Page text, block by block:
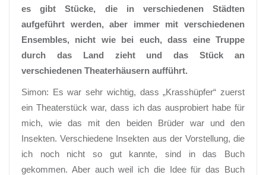
es gibt Stücke, die in verschiedenen Städten
aufgeführt werden, aber immer mit verschiedenen
Ensembles, nicht wie bei euch, dass eine Truppe
durch das Land zieht und das Stück an
verschiedenen Theaterhäusern aufführt.
Simon: Es war sehr wichtig, dass „Krasshüpfer“ zuerst
ein Theaterstück war, dass ich das ausprobiert habe für
mich, wie das mit den beiden Brüder war und den
Insekten. Verschiedene Insekten aus der Vorstellung, die
ich noch nicht so gut kannte, sind in das Buch
gekommen. Aber auch weil ich die Idee für das Buch